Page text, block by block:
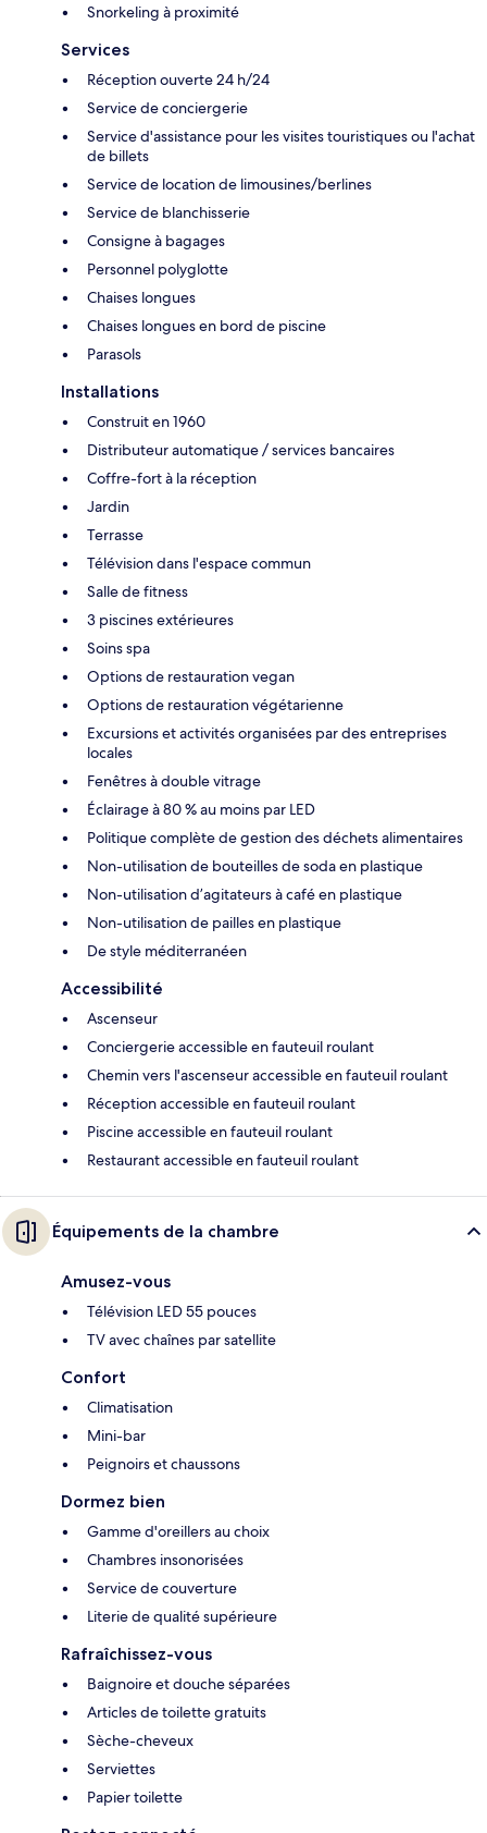
Snorkeling à proximité
Services
Réception ouverte 24 h/24
Service de conciergerie
Service d'assistance pour les visites touristiques ou l'achat
de billets
Service de location de limousines/berlines
Service de blanchisserie
Consigne à bagages
Personnel polyglotte
Chaises longues
Chaises longues en bord de piscine
Parasols
Installations
Construit en 1960
Distributeur automatique / services bancaires
Coffre-fort à la réception
Jardin
Terrasse
Télévision dans l'espace commun
Salle de fitness
3 piscines extérieures
Soins spa
Options de restauration vegan
Options de restauration végétarienne
Excursions et activités organisées par des entreprises
locales
Fenêtres à double vitrage
Éclairage à 80 % au moins par LED
Politique complète de gestion des déchets alimentaires
Non-utilisation de bouteilles de soda en plastique
Non-utilisation d’agitateurs à café en plastique
Non-utilisation de pailles en plastique
De style méditerranéen
Accessibilité
Ascenseur
Conciergerie accessible en fauteuil roulant
Chemin vers l'ascenseur accessible en fauteuil roulant
Réception accessible en fauteuil roulant
Piscine accessible en fauteuil roulant
Restaurant accessible en fauteuil roulant
Équipements de la chambre
Amusez-vous
Télévision LED 55 pouces
TV avec chaînes par satellite
Confort
Climatisation
Mini-bar
Peignoirs et chaussons
Dormez bien
Gamme d'oreillers au choix
Chambres insonorisées
Service de couverture
Literie de qualité supérieure
Rafraîchissez-vous
Baignoire et douche séparées
Articles de toilette gratuits
Sèche-cheveux
Serviettes
Papier toilette